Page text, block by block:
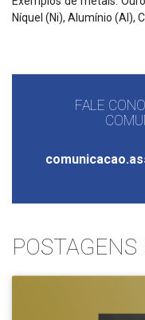
Níquel (Ni), Alumínio (Al),
FALE